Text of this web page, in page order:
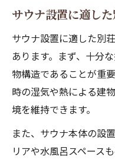
サウナ設置に適し
サウナ設置に適した別
あります。まず、十分
物構造であることが重
時の湿気や熱による建
境を維持できます。
また、サウナ本体の設
リアや水風呂スペース